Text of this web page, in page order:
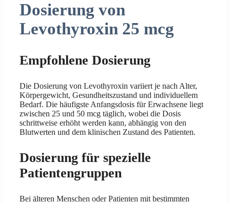
Dosierung von
Levothyroxin 25 mcg
Empfohlene Dosierung
Die Dosierung von Levothyroxin variiert je nach Alter,
Körpergewicht, Gesundheitszustand und individuellem
Bedarf. Die häufigste Anfangsdosis für Erwachsene liegt
zwischen 25 und 50 mcg täglich, wobei die Dosis
schrittweise erhöht werden kann, abhängig von den
Blutwerten und dem klinischen Zustand des Patienten.
Dosierung für spezielle
Patientengruppen
Bei älteren Menschen oder Patienten mit bestimmten